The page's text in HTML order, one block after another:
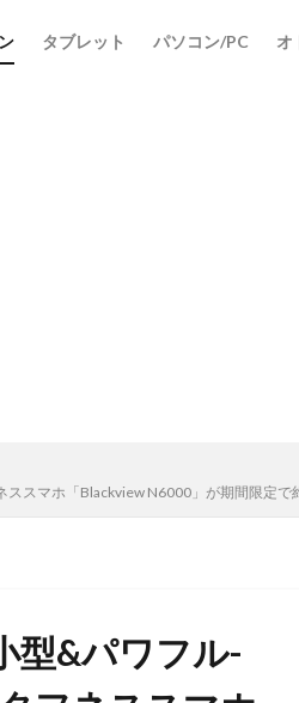
タブレット パソコン/PC オ
ススマホ「Blackview N6000」が期間限
型&パワフル-